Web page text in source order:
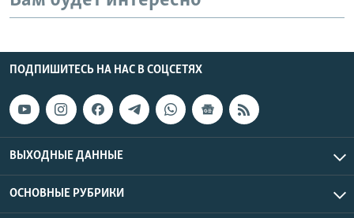
ПОДПИШИТЕСЬ НА НАС В СОЦСЕТЯХ
ВЫХОДНЫЕ ДАННЫЕ
ОСНОВНЫЕ РУБРИКИ